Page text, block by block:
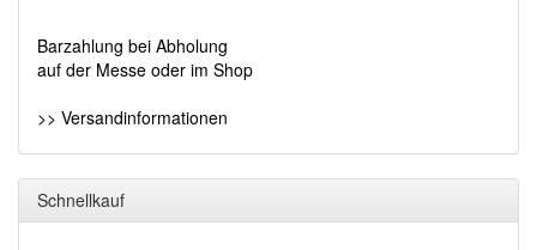
Barzahlung bei Abholung
auf der Messe oder im Shop
>> Versandinformationen
Schnellkauf